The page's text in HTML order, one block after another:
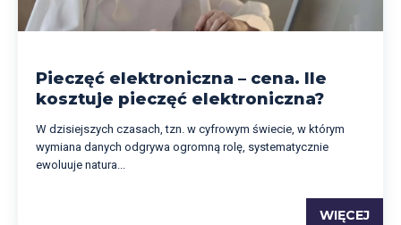
Pieczęć elektroniczna – cena. Ile
kosztuje pieczęć elektroniczna?
W dzisiejszych czasach, tzn. w cyfrowym świecie, w którym
wymiana danych odgrywa ogromną rolę, systematycznie
ewoluuje natura...
WIĘCEJ